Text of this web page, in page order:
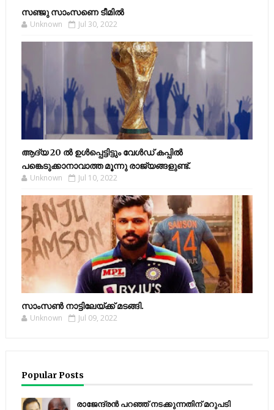
സഞ്ജു സാംസണെ ടീമില്‍
Unknown Jul 30, 2022
ആദ്യ 20 ല്‍ ഉള്‍പ്പെട്ടിട്ടും വേള്‍ഡ് കപ്പില്‍
പങ്കെടുക്കാനാവാത്ത മൂന്നു രാജ്യങ്ങളുണ്ട്.
Unknown Jul 10, 2022
സാംസണ്‍ നാട്ടിലേയ്‌ക്ക് മടങ്ങി.
Unknown Jul 09, 2022
Popular Posts
രാജേന്ദ്രന്‍ പറഞ്ഞ് നടക്കുന്നതിന് മറുപടി